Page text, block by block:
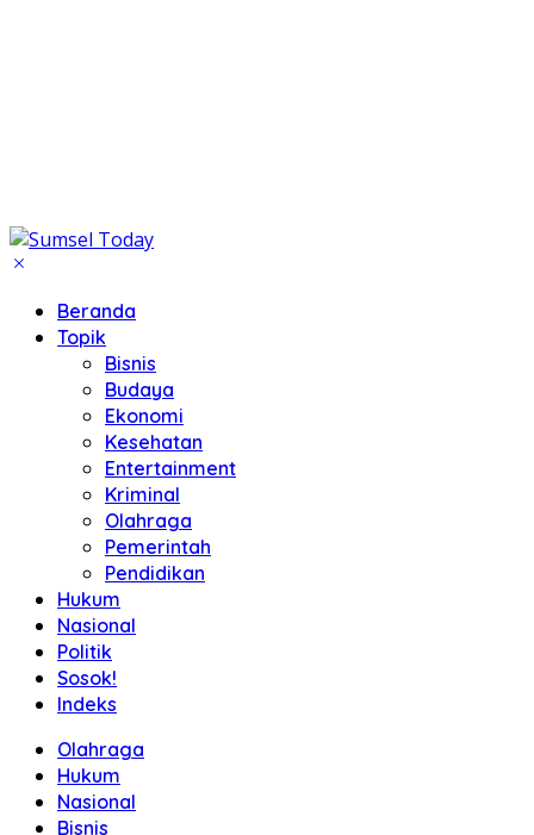
Beranda
Topik
Bisnis
Budaya
Ekonomi
Kesehatan
Entertainment
Kriminal
Olahraga
Pemerintah
Pendidikan
Hukum
Nasional
Politik
Sosok!
Indeks
Olahraga
Hukum
Nasional
Bisnis